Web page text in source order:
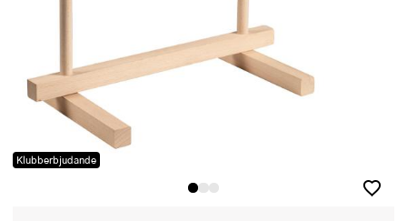
Klubberbjudande